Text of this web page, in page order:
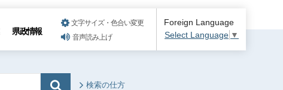
県政情報
文字サイズ・色合い変更
音声読み上げ
Foreign Language
Select Language ▼
検索の仕方